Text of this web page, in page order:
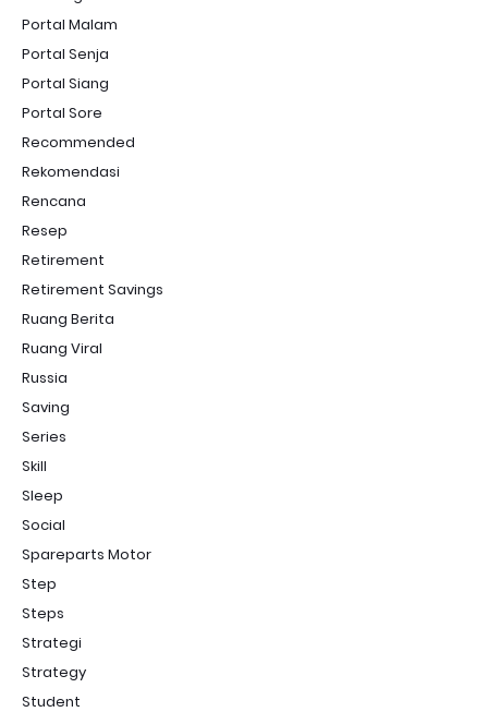
Portal Malam
Portal Senja
Portal Siang
Portal Sore
Recommended
Rekomendasi
Rencana
Resep
Retirement
Retirement Savings
Ruang Berita
Ruang Viral
Russia
Saving
Series
Skill
Sleep
Social
Spareparts Motor
Step
Steps
Strategi
Strategy
Student